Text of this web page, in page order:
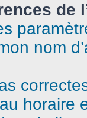
de
nom
horaire